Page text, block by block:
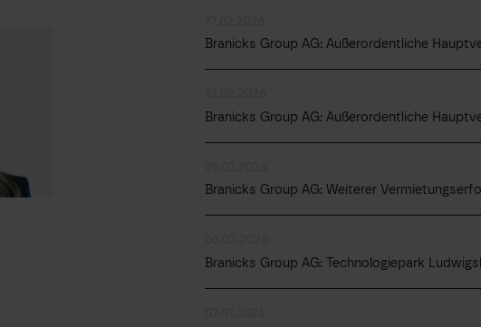
Branicks Group AG: Außerordentliche
Branicks Group AG: Außerordentliche
Branicks Group AG: Weiterer
Branicks Group AG: Technologiepark